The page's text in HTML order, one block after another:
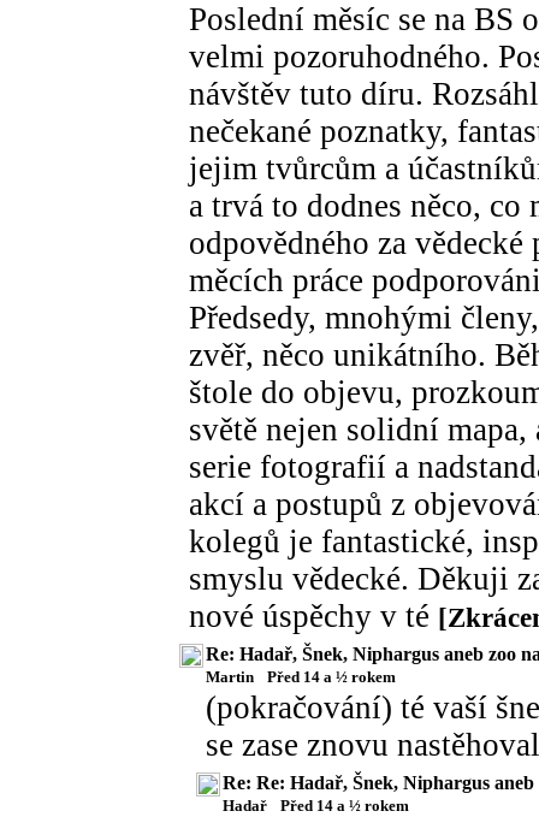
Poslední měsíc se na BS
velmi pozoruhodného.
návštěv tuto díru.
nečekané poznatky,
jejim tvůrcům a
a trvá to dodnes něco,
odpovědného za
měcích práce
Předsedy, mnohými
zvěř, něco unikátního.
štole do objevu,
světě nejen solidní
serie fotografií a
akcí a postupů z
kolegů je fantastické,
smyslu vědecké. Děkuji
nové úspěchy v té
Re: Hadař, Šnek, Niphargus aneb zoo
Martin Před 14 a ½ rokem
(pokračování) té vaší
se zase znovu
Re: Re: Hadař, Šnek, Niphargus aneb
Hadař Před 14 a ½ rokem